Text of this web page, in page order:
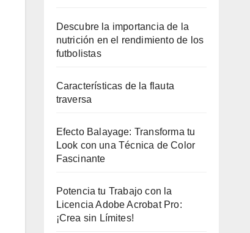
Descubre la importancia de la
nutrición en el rendimiento de los
futbolistas
Características de la flauta
traversa
Efecto Balayage: Transforma tu
Look con una Técnica de Color
Fascinante
Potencia tu Trabajo con la
Licencia Adobe Acrobat Pro:
¡Crea sin Límites!